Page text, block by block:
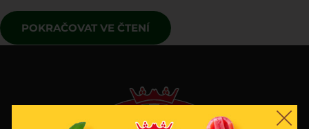
POKRAČOVAT VE ČTENÍ